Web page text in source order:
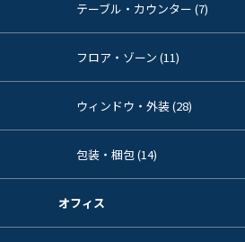
テーブル・カウンター (7)
フロア・ゾーン (11)
ウィンドウ・外装 (28)
包装・梱包 (14)
オフィス